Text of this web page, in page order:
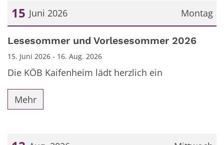
Montag
15 Juni 2026
Datum: 15. Juni 2026
Lesesommer und Vorlesesommer 2026
15. Juni 2026 - 16. Aug. 2026
Die KÖB Kaifenheim lädt herzlich ein
Mehr